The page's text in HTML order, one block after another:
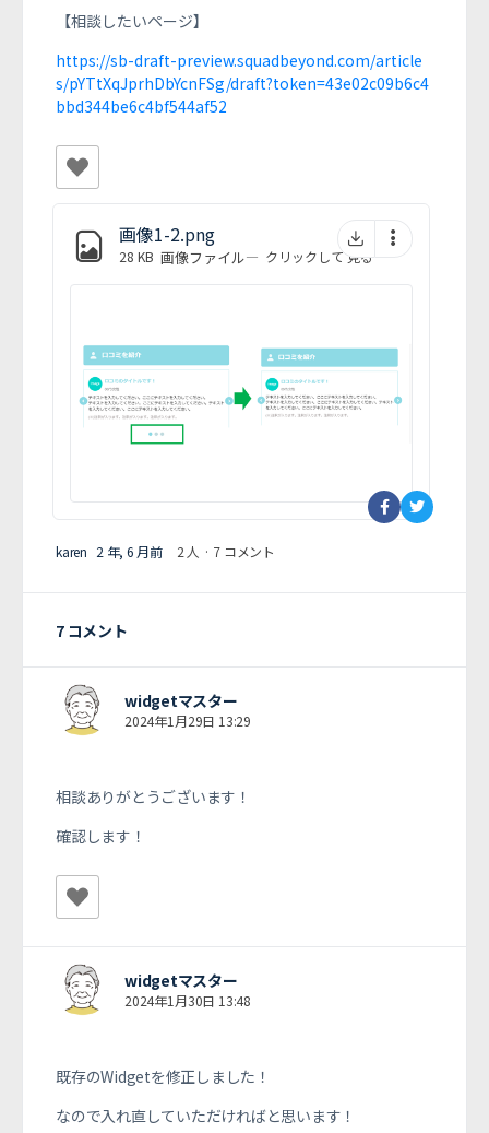
【相談したいページ】
https://sb-draft-preview.squadbeyond.com/article
s/pYTtXqJprhDbYcnFSg/draft?token=43e02c09b6c4
bbd344be6c4bf544af52
画像1-2.png
28 KB 画像ファイル— クリックして 見る
karen 2 年, 6 月前 2 人 · 7 コメント
7 コメント
widgetマスター
2024年1月29日 13:29
相談ありがとうございます！
確認します！
widgetマスター
2024年1月30日 13:48
既存のWidgetを修正しました！
なので入れ直していただければと思います！